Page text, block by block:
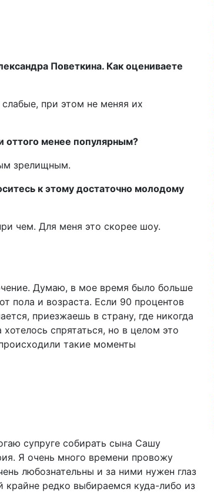
Поветкина. Как оцениваете
при этом не меняя их
оттого менее популярным?
зрелищным.
к этому достаточно молодому
чем. Для меня это скорее шоу.
Думаю, в мое время было больше
пола и возраста. Если 90 процентов
приезжаешь в страну, где никогда
спрятаться, но в целом это
такие моменты
супруге собирать сына Сашу
Я очень много времени провожу
любо­знательны и за ними нужен глаз
крайне редко выбираемся куда-либо из